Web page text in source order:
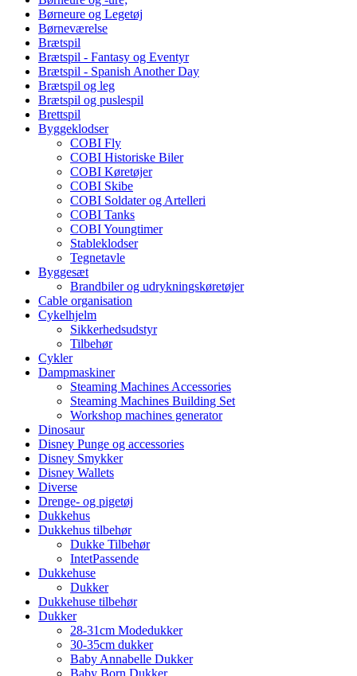
Børneure og Legetøj
Børneværelse
Brætspil
Brætspil - Fantasy og Eventyr
Brætspil - Spanish Another Day
Brætspil og leg
Brætspil og puslespil
Brettspil
Byggeklodser
COBI Fly
COBI Historiske Biler
COBI Køretøjer
COBI Skibe
COBI Soldater og Artelleri
COBI Tanks
COBI Youngtimer
Stableklodser
Tegnetavle
Byggesæt
Brandbiler og udrykningskøretøjer
Cable organisation
Cykelhjelm
Sikkerhedsudstyr
Tilbehør
Cykler
Dampmaskiner
Steaming Machines Accessories
Steaming Machines Building Set
Workshop machines generator
Dinosaur
Disney Punge og accessories
Disney Smykker
Disney Wallets
Diverse
Drenge- og pigetøj
Dukkehus
Dukkehus tilbehør
Dukke Tilbehør
IntetPassende
Dukkehuse
Dukker
Dukkehuse tilbehør
Dukker
28-31cm Modedukker
30-35cm dukker
Baby Annabelle Dukker
Baby Born Dukker